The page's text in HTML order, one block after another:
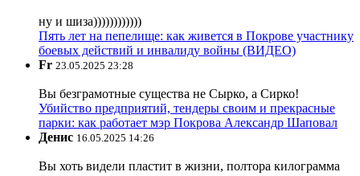
ну и шиза))))))))))))
Пять лет на пепелище: как живется в Покрове участнику
боевых действий и инвалиду войны (ВИДЕО)
Fr 23.05.2025 23:28
Вы безграмотные существа не Сырко, а Сирко!
Убийство предприятий, тендеры своим и прекрасные
парки: как работает мэр Покрова Александр Шаповал
Денис 16.05.2025 14:26
Вы хоть видели пластит в жизни, полтора килограмма